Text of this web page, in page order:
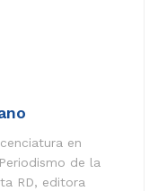
en
de la
RD, editora